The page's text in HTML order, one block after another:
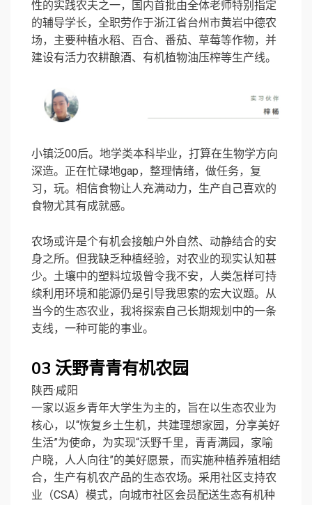
性的实践农夫之一，国内首批由全体老师特别指定
的辅导学长，全职劳作于浙江省台州市黄岩中德农
场，主要种植水稻、百合、番茄、草莓等作物，并
建设有活力农耕酿酒、有机植物油压榨等生产线。
小镇泛00后。地学类本科毕业，打算在生物学方向
深造。正在忙碌地gap，整理情绪，做任务，复
习，玩。相信食物让人充满动力，生产自己喜欢的
食物尤其有成就感。
农场或许是个有机会接触户外自然、动静结合的安
身之所。但我缺乏种植经验，对农业的现实认知甚
少。土壤中的塑料垃圾曾令我不安，人类怎样可持
续利用环境和能源仍是引导我思索的宏大议题。从
当今的生态农业，我将探索自己长期规划中的一条
支线，一种可能的事业。
03 沃野青青有机农园
陕西·咸阳
一家以返乡青年大学生为主的，旨在以生态农业为
核心，以“恢复乡土生机，共建理想家园，分享美好
生活”为使命，为实现“沃野千里，青青满园，家喻
户晓，人人向往”的美好愿景，而实施种植养殖相结
合，生产有机农产品的生态农场。采用社区支持农
业（CSA）模式，向城市社区会员配送生态有机种